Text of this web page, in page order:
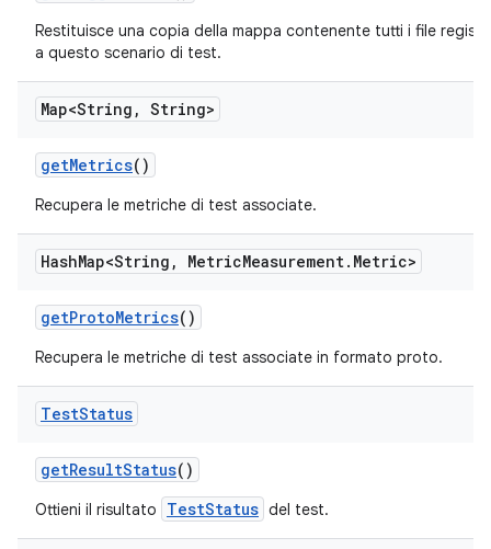
Restituisce una copia della mappa contenente tutti i file
a questo scenario di test.
Map<String , String>
getMetrics()
Recupera le metriche di test associate.
HashMap<String , MetricMeasurement. Metric>
getProtoMetrics()
Recupera le metriche di test associate in formato proto.
TestStatus
getResultStatus()
Ottieni il risultato TestStatus del test.